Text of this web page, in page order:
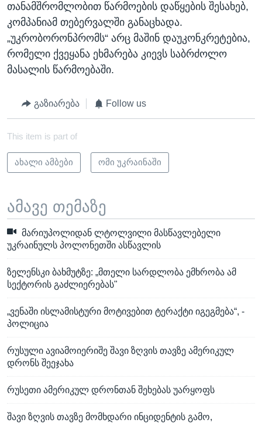
თანამშრომლობით წარმოების დაწყების შესახებ,
კომპანიამ თებერვალში განაცხადა.
„უკრობორონპრომს“ არც მაშინ დაუკონკრეტებია,
რომელი ქვეყანა ეხმარება კიევს საბრძოლო
მასალის წარმოებაში.
გაზიარება Follow us
This item is part of
ახალი ამბები ომი უკრაინაში
ამავე თემაზე
მარიუპოლიდან ლტოლვილი მასწავლებელი
უკრაინულს პოლონეთში ასწავლის
ზელენსკი ბახმუტზე: „მთელი სარდლობა ემხრობა ამ
სექტორის გაძლიერებას"
„ვენაში ისლამისტური მოტივებით ტერაქტი იგეგმება“, -
პოლიცია
რუსული ავიამოიერიშე შავი ზღვის თავზე ამერიკულ
დრონს შეეჯახა
რუსეთი ამერიკულ დრონთან შეხებას უარყოფს
შავი ზღვის თავზე მომხდარი ინციდენტის გამო,